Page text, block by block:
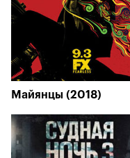
Майянцы (2018)